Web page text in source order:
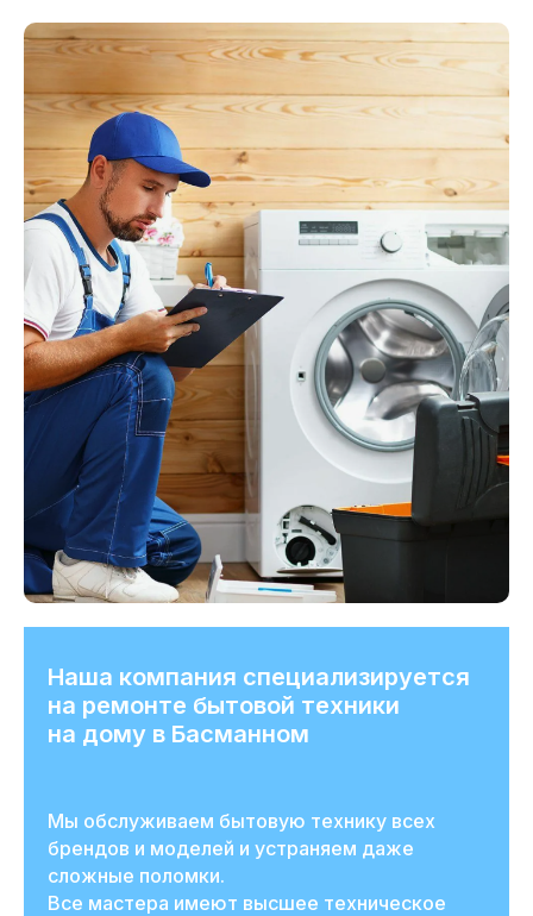
Наша компания специализируется
на ремонте бытовой техники
на дому в Басманном
Мы обслуживаем бытовую технику всех
брендов и моделей и устраняем даже
сложные поломки.
Все мастера имеют высшее техническое